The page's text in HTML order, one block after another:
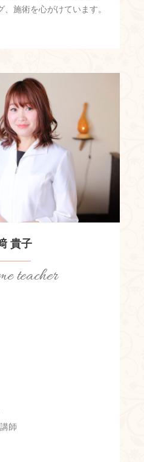
施術を心がけています。
貴子
teacher
師